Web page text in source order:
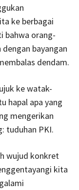
ke berbagai
bahwa orang-
bayangan
dendam.
ke watak-
hapal apa yang
mengerikan
tuduhan PKI.
wujud konkret
kita